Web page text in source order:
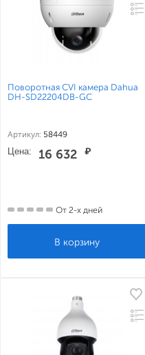
Поворотная CVI камера Dahua
DH-SD22204DB-GC
Артикул: 58449
Цена: 16 632 ₽
От 2-х дней